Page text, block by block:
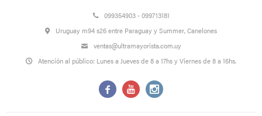
099354903 - 099713181
Uruguay m94 s26 entre Paraguay y Summer, Canelones
ventas@ultramayorista.com.uy
Atención al público: Lunes a Jueves de 8 a 17hs y Viernes de 8 a 16hs.
  